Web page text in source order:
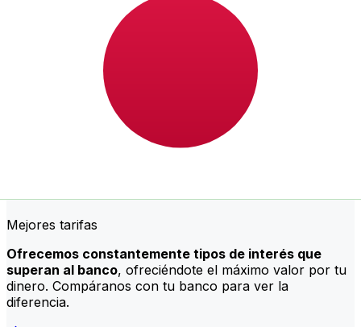
dinero de KES a JPY dependen de factores como el
importe de la transferencia. Normalmente, las
transferencias más grandes conllevan comisiones más
bajas y mejores tipos de cambio. Consulta la tabla
comparativa para comparar NCBA Bank comisiones
¿Por qué transferir con Xe en lugar
de bancos tradicionales?
Mejores tarifas
Ofrecemos constantemente tipos de interés que
superan al banco, ofreciéndote el máximo valor por tu
dinero. Compáranos con tu banco para ver la
diferencia.